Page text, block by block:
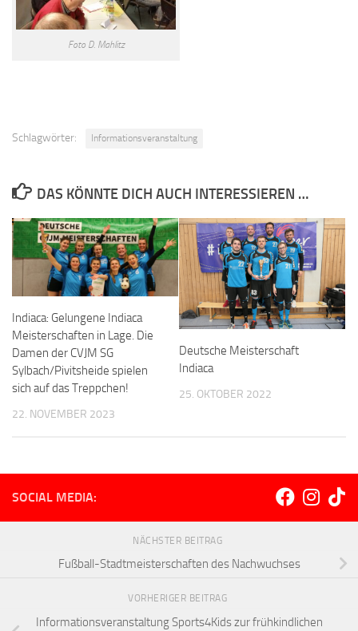
Foto D. Mahlitz
Schlagwörter: Informationsveranstaltung
DAS KÖNNTE DICH AUCH INTERESSIEREN …
Indiaca: Gelungene Indiaca
Meisterschaften in Lage. Die
Damen der CVJM SG
Sylbach/Pivitsheide spielen
sich auf das Treppchen!
22. NOVEMBER 2023
Deutsche Meisterschaft
Indiaca
25. OKTOBER 2022
SOCIAL MEDIA:
NÄCHSTER BEITRAG
Fußball-Stadtmeisterschaften des Nachwuchses
VORHERIGER BEITRAG
Informationsveranstaltung Sports4Kids zur frühkindlichen